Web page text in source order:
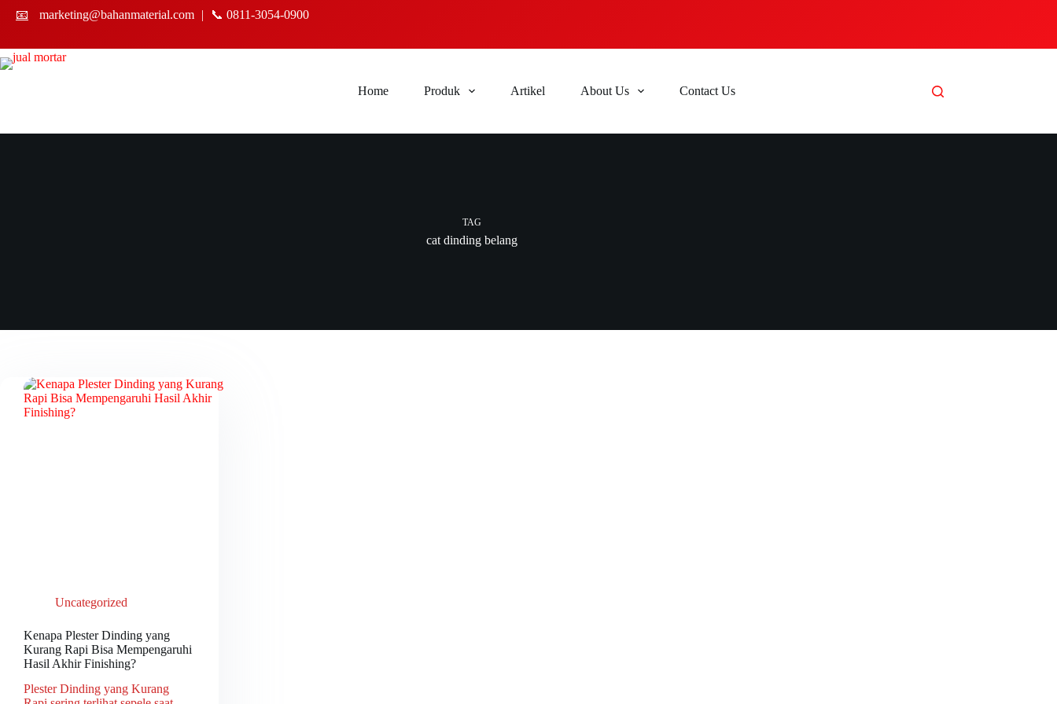
📧 marketing@bahanmaterial.com | 📞 0811-3054-0900
Home Produk Artikel About Us Contact Us
TAG
cat dinding belang
Uncategorized
Kenapa Plester Dinding yang
Kurang Rapi Bisa Mempengaruhi
Hasil Akhir Finishing?
Plester Dinding yang Kurang